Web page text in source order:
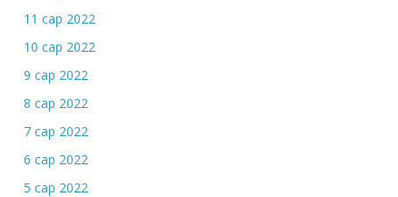
11 сар 2022
10 сар 2022
9 сар 2022
8 сар 2022
7 сар 2022
6 сар 2022
5 сар 2022